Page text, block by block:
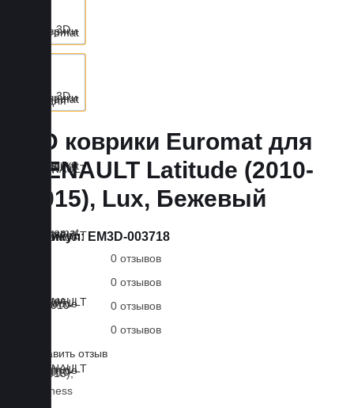
3D коврики Euromat для
RENAULT Latitude (2010-
2015), Lux, Бежевый
Артикул: EM3D-003718
0 отзывов
0 отзывов
0 отзывов
0 отзывов
Оставить отзыв
Business